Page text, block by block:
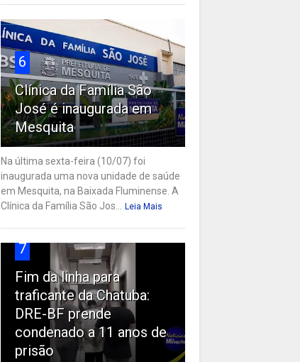
6
Clínica da Família São
José é inaugurada em
Mesquita
Na última sexta-feira (10/07) foi
inaugurada uma nova unidade de saúde
em Mesquita, na Baixada Fluminense. A
Clínica da Família São Jos... Leia Mais
7
Fim da linha para
traficante da Chatuba:
DRE-BF prende
condenado a 11 anos de
prisão